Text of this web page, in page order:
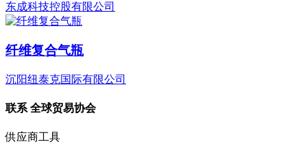
东成科技控股有限公司
纤维复合气瓶
沉阳纽泰克国际有限公司
联系 全球贸易协会
供应商工具